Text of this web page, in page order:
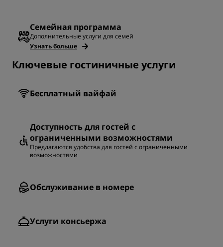
Семейная программа
Дополнительные услуги для семей
Узнать больше
Ключевые гостиничные услуги
Бесплатный вайфай
Доступность для гостей с
ограниченными возможностями
Предлагаются удобства для гостей с ограниченными
возможностями
Обслуживание в номере
Услуги консьержа